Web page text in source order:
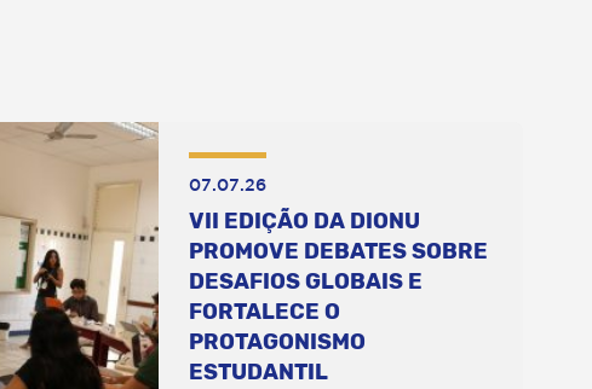
07.07.26
VII EDIÇÃO DA DIONU
PROMOVE DEBATES SOBRE
DESAFIOS GLOBAIS E
FORTALECE O
PROTAGONISMO
ESTUDANTIL